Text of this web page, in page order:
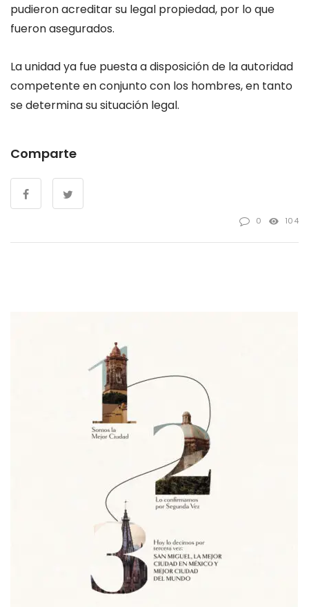
pudieron acreditar su legal propiedad, por lo que
fueron asegurados.
La unidad ya fue puesta a disposición de la autoridad
competente en conjunto con los hombres, en tanto
se determina su situación legal.
Comparte
0 104